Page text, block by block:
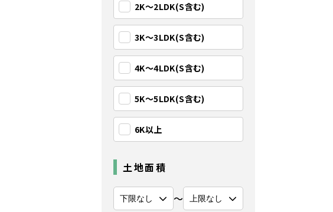
2K〜2LDK(S含む)
3K〜3LDK(S含む)
4K〜4LDK(S含む)
5K〜5LDK(S含む)
6K以上
土地面積
〜